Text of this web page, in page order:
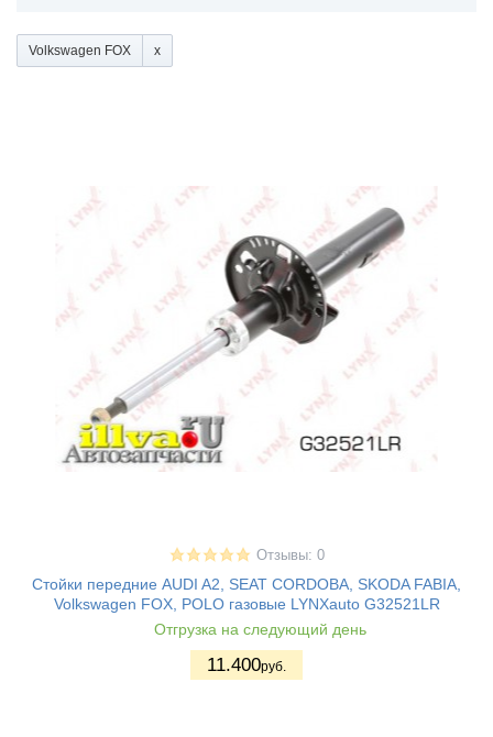
Volkswagen FOX
Отзывы: 0
Стойки передние AUDI A2, SEAT CORDOBA, SKODA FABIA,
Volkswagen FOX, POLO газовые LYNXauto G32521LR
Отгрузка на следующий день
11.400руб.